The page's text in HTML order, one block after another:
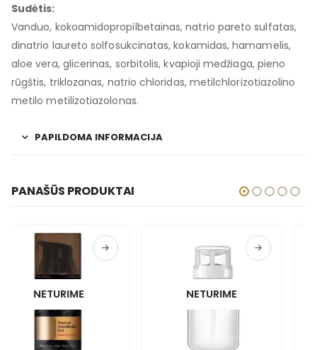
Sudėtis:
Vanduo, kokoamidopropilbetainas, natrio pareto sulfatas,
dinatrio laureto solfosukcinatas, kokamidas, hamamelis,
aloe vera, glicerinas, sorbitolis, kvapioji medžiaga, pieno
rūgštis, triklozanas, natrio chloridas, metilchlorizotiazolino
metilo metilizotiazolonas.
PAPILDOMA INFORMACIJA
PANAŠŪS PRODUKTAI
NETURIME